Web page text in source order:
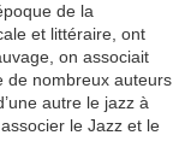
de la
et littéraire, ont
on associait
de nombreux auteurs
autre le jazz à
le Jazz et le